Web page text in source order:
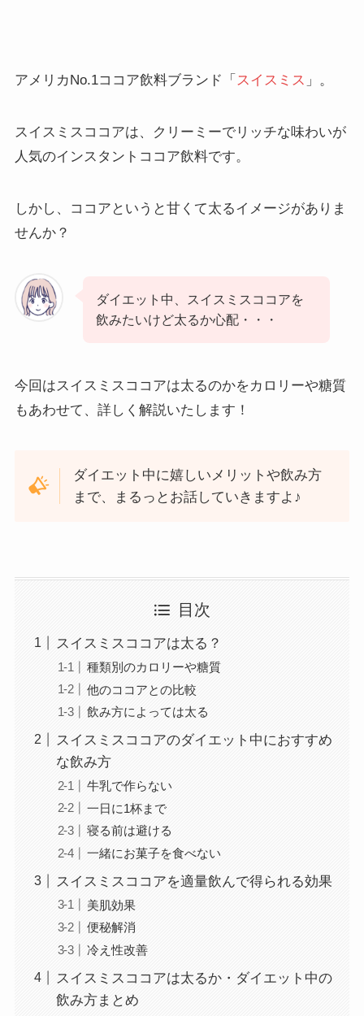
アメリカNo.1ココア飲料ブランド「 スイスミス 」。
スイスミスココアは、クリーミーでリッチな味わいが
人気のインスタントココア飲料です。
しかし、ココアというと甘くて太るイメージがありま
せんか？
ダイエット中、スイスミスココアを
飲みたいけど太るか心配・・・
今回はスイスミスココアは太るのかをカロリーや糖質
もあわせて、詳しく解説いたします！
ダイエット中に嬉しいメリットや飲み方
まで、まるっとお話していきますよ♪
目次
スイスミスココアは太る？
種類別のカロリーや糖質
他のココアとの比較
飲み方によっては太る
スイスミスココアのダイエット中におすすめ
な飲み方
牛乳で作らない
一日に1杯まで
寝る前は避ける
一緒にお菓子を食べない
スイスミスココアを適量飲んで得られる効果
美肌効果
便秘解消
冷え性改善
スイスミスココアは太るか・ダイエット中の
飲み方まとめ